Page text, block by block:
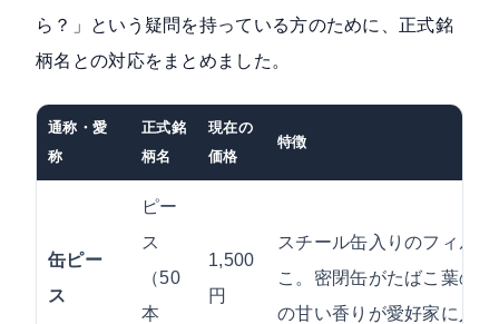
ら？」という疑問を持っている方のために、正式銘
柄名との対応をまとめました。
通称・愛
称
正式銘
柄名
現在の
価格
特徴
缶ピー
ス
ピー
ス
（50
本
1,500
円
スチール缶入りのフィル
こ。密閉缶がたばこ葉の
の甘い香りが愛好家に人気